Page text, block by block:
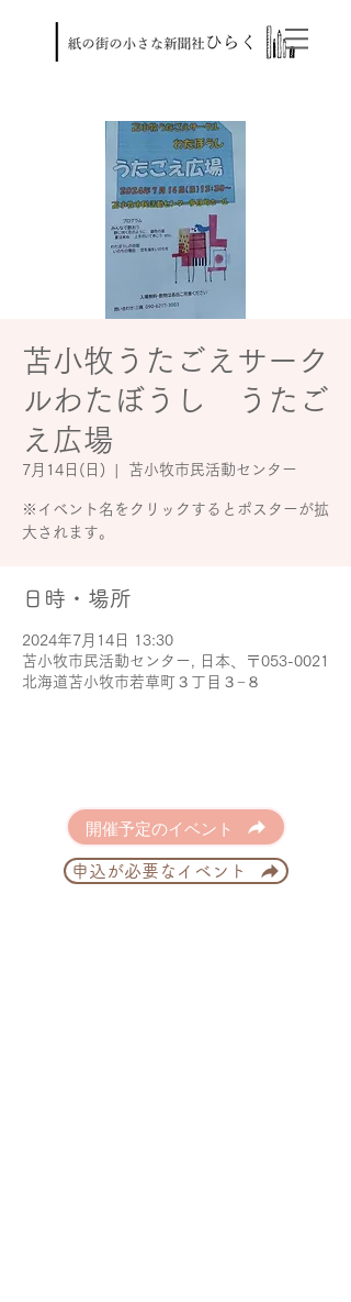
苫小牧うたごえサーク
ルわたぼうし うたご
え広場
7月14日(日) 苫小牧市民活動センター
※イベント名をクリックするとポスターが拡
大されます。
日時・場所
2024年7月14日 13:30
苫小牧市民活動センター, 日本、〒053-0021
北海道苫小牧市若草町３丁目３−８
開催予定のイベント
申込が必要なイベント